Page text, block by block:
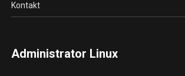
Kontakt
Administrator Linux